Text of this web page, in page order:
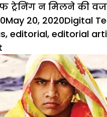
ट्रेनिंग न मिलने की
May 20, 2020Author
Digital
, editorial, editorial
गहरी
पैठ